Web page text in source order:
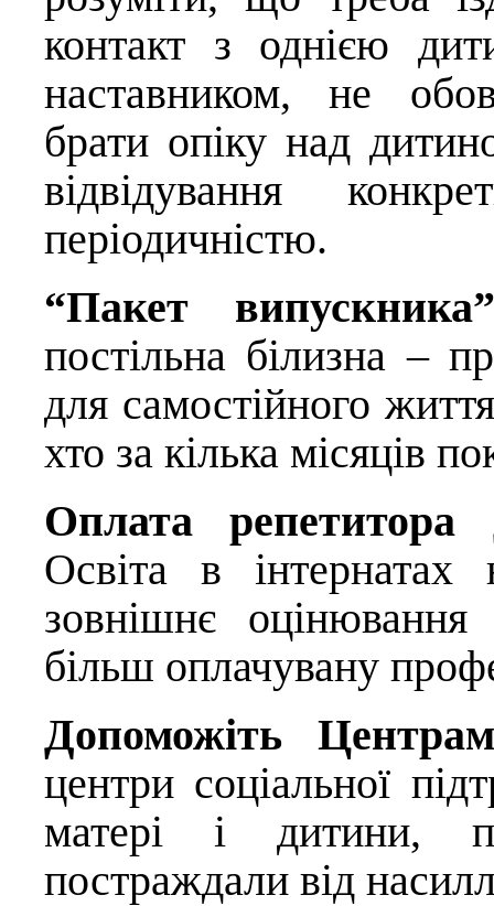
контакт з однією
наставником, не
брати опіку над
відвідування
періодичністю.
“Пакет випускника”
постільна білизна –
для самостійного
хто за кілька місяців
Оплата
Освіта в
зовнішнє оцінювання
більш оплачувану
Допоможіть
центри соціальної
матері і дитини,
постраждали від